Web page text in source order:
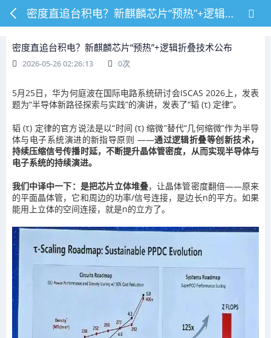
密度直追台积电？新麒麟芯片“预热”+逻辑折叠技术公布
密度直追台积电？新麒麟芯片“预热”+逻辑折叠技术公布
2026-05-26 02:26:13 0次
5月25日，华为何庭波在国际电路系统研讨会ISCAS 2026上，发表
题为“半导体新路径探索与实践”的演讲，发表了“韬 (τ) 定律”。
韬 (τ) 定律的官方说法是以“时间 (τ) 缩微”替代“几何缩微”作为半导
体与电子系统演进的新指导原则 ——通过逻辑折叠等创新技术，
持续压缩信号传播时延，不断提升晶体管密度，从而实现半导体与
电子系统的持续演进。
我们中译中一下：是把芯片立体堆叠，让晶体管密度翻倍——原来
的平面晶体管，它和周边的功率/信号连接，是边长n的平方。如果
能用上立体的空间连接，就是n的立方了。